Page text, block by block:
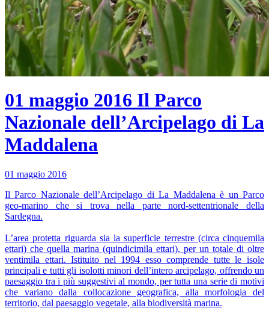
01 maggio 2016 Il Parco
Nazionale dell’Arcipelago di La
Maddalena
01 maggio 2016
Il Parco Nazionale dell’Arcipelago di La Maddalena è un Parco
geo-marino che si trova nella parte nord-settentrionale della
Sardegna.
L’area protetta riguarda sia la superficie terrestre (circa cinquemila
ettari) che quella marina (quindicimila ettari), per un totale di oltre
ventimila ettari. Istituito nel 1994 esso comprende tutte le isole
principali e tutti gli isolotti minori dell’intero arcipelago, offrendo un
paesaggio tra i più suggestivi al mondo, per tutta una serie di motivi
che variano dalla collocazione geografica, alla morfologia del
territorio, dal paesaggio vegetale, alla biodiversità marina.